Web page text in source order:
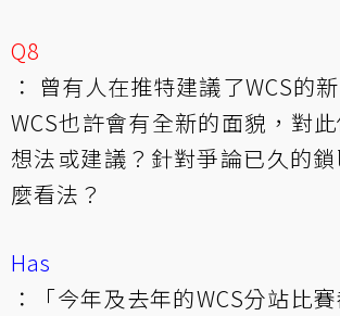
Q8
： 曾有人在推特建議了WCS的
WCS也許會有全新的面貌，對
想法或建議？針對爭論已久的
麼看法？
Has
：「今年及去年的WCS分站比